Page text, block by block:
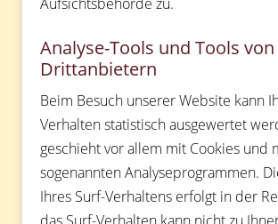
Analyse-Tools und Tools von
Drittanbietern
Beim Besuch unserer Website kann
Verhalten statistisch ausgewertet
geschieht vor allem mit Cookies und
sogenannten Analyseprogrammen.
Ihres Surf-Verhaltens erfolgt in der